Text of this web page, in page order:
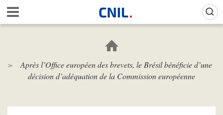
Aller
au
contenu
c
i
l
N
Après l’Office européen des brevets, le Brésil bénéficie d’une
décision d’adéquation de la Commission européenne
Gestion de vos préférences sur les cookies (témoins de connexion)